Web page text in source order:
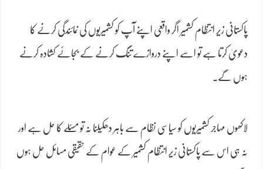
پاکستانی زیر انتظام کشمیر اگر واقعی اپنے آپ کو کشمیریوں کی نمائندگی کرنے کا
دعویٰ کرتا ہے تو اسے اپنے دروازے تنگ کرنے کے بجائے کشادہ کرنے
ہوں گے۔
لاکھوں مہاجر کشمیریوں کو سیاسی نظام سے باہر دھکیلنا نہ تو مسئلے کا حل ہے اور
نہ ہی اس سے پاکستانی زیر انتظام کشمیر کے عوام کے حقیقی مسائل حل ہوں